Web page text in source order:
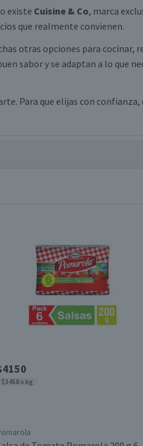
existe Cuisine & Co, marca
que realmente convienen.
otras opciones para cocinar,
sabor y se adaptan a lo que
Para que elijas con
de caducidad
$3458 x kg